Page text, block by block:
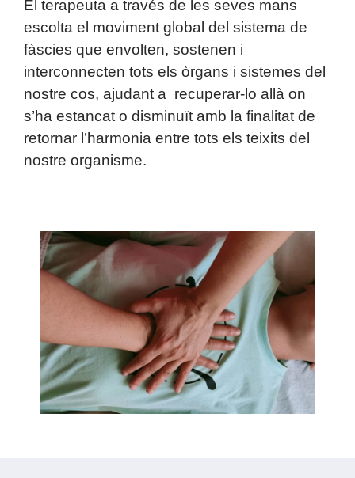
El terapeuta a través de les seves mans
escolta el moviment global del sistema de
fàscies que envolten, sostenen i
interconnecten tots els òrgans i sistemes del
nostre cos, ajudant a recuperar-lo allà on
s’ha estancat o disminuït amb la finalitat de
retornar l’harmonia entre tots els teixits del
nostre organisme.